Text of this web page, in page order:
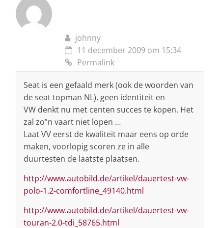
johnny
11 december 2009 om 15:34
Permalink
Seat is een gefaald merk (ook de woorden van
de seat topman NL), geen identiteit en
VW denkt nu met centen succes te kopen. Het
zal zo”n vaart niet lopen …
Laat VV eerst de kwaliteit maar eens op orde
maken, voorlopig scoren ze in alle
duurtesten de laatste plaatsen.
http://www.autobild.de/artikel/dauertest-vw-
polo-1.2-comfortline_49140.html
http://www.autobild.de/artikel/dauertest-vw-
touran-2.0-tdi_58765.html